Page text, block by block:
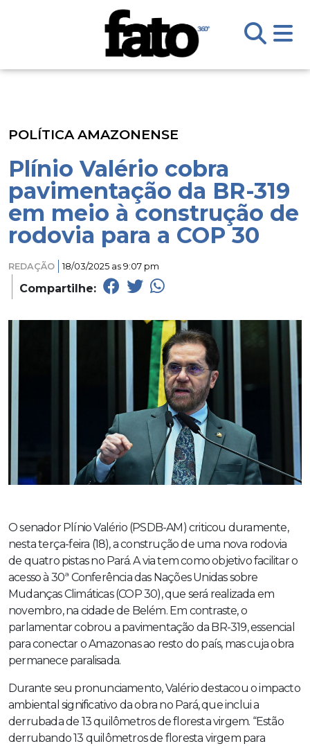
POLÍTICA AMAZONENSE
Plínio Valério cobra
pavimentação da BR-319
em meio à construção de
rodovia para a COP 30
REDAÇÃO 18/03/2025 as 9:07 pm
Compartilhe:
O senador Plínio Valério (PSDB-AM) criticou duramente,
nesta terça-feira (18), a construção de uma nova rodovia
de quatro pistas no Pará. A via tem como objetivo facilitar o
acesso à 30ª Conferência das Nações Unidas sobre
Mudanças Climáticas (COP 30), que será realizada em
novembro, na cidade de Belém. Em contraste, o
parlamentar cobrou a pavimentação da BR-319, essencial
para conectar o Amazonas ao resto do país, mas cuja obra
permanece paralisada.
Durante seu pronunciamento, Valério destacou o impacto
ambiental significativo da obra no Pará, que inclui a
derrubada de 13 quilômetros de floresta virgem. “Estão
derrubando 13 quilômetros de floresta virgem para